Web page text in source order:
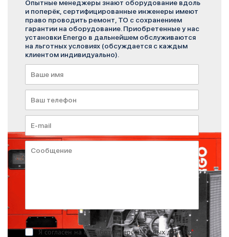
Опытные менеджеры знают оборудование вдоль
и поперёк, сертифицированные инженеры имеют
право проводить ремонт, ТО с сохранением
гарантии на оборудование. Приобретенные у нас
установки Energo в дальнейшем обслуживаются
на льготных условиях (обсуждается с каждым
клиентом индивидуально).
Я согласен на обработку персональных данных*